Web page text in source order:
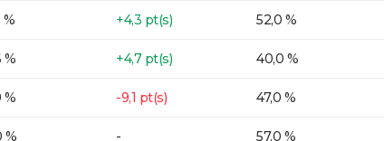
% +4,3 pt(s) 52,0 %
% +4,7 pt(s) 40,0 %
% -9,1 pt(s) 47,0 %
% - 57,0 %